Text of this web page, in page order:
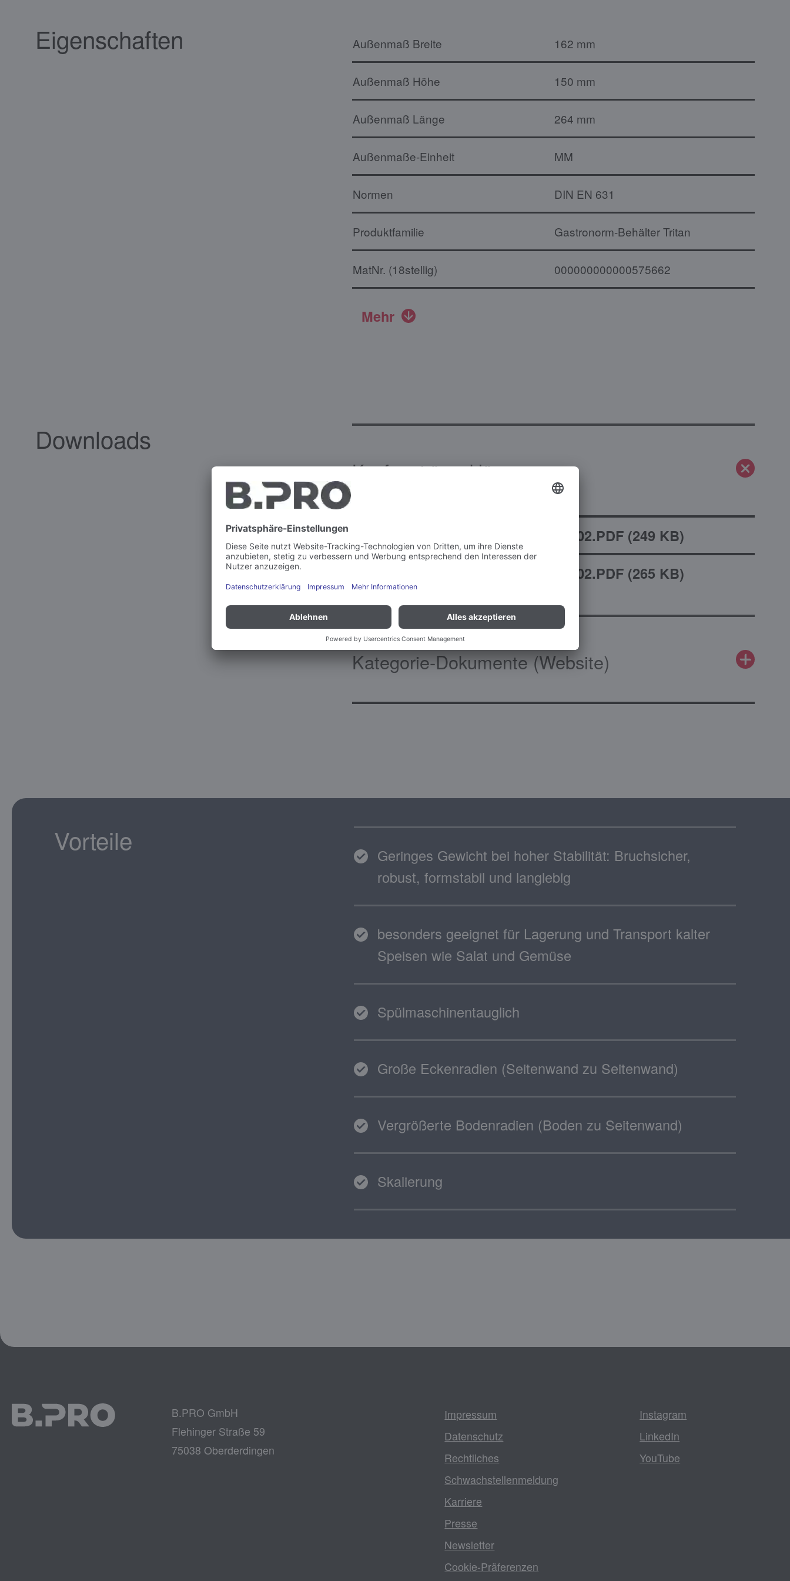
Eigenschaften Außenmaß Breite 162 mm
Außenmaß Höhe 150 mm
Außenmaß Länge 264 mm
Außenmaße-Einheit MM
Normen DIN EN 631
Produktfamilie Gastronorm-Behälter Tritan
MatNr. (18stellig) 000000000000575662
Mehr
Downloads
Konformitätserklärungen
0000000000000001000372582_02.PDF(249 KB)
0000000000000001000372581_02.PDF(265 KB)
Kategorie-Dokumente (Website)
Vorteile
Geringes Gewicht bei hoher Stabilität: Bruchsicher,
robust, formstabil und langlebig
besonders geeignet für Lagerung und Transport kalter
Speisen wie Salat und Gemüse
Spülmaschinentauglich
Große Eckenradien (Seitenwand zu Seitenwand)
Vergrößerte Bodenradien (Boden zu Seitenwand)
Skalierung
B.PRO GmbH
Flehinger Straße 59
75038 Oberderdingen
Impressum
Datenschutz
Rechtliches
Schwachstellenmeldung
Karriere
Presse
Newsletter
Cookie-Präferenzen
Instagram
LinkedIn
YouTube